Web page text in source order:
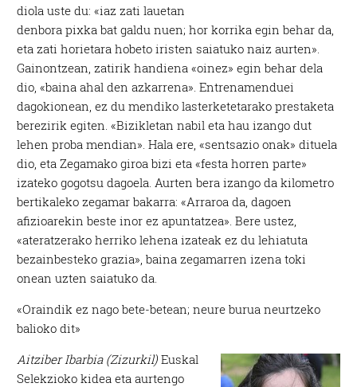
diola uste du: «iaz zati lauetan
denbora pixka bat galdu nuen; hor korrika egin behar da,
eta zati horietara hobeto iristen saiatuko naiz aurten».
Gainontzean, zatirik handiena «oinez» egin behar dela
dio, «baina ahal den azkarrena». Entrenamenduei
dagokionean, ez du mendiko lasterketetarako prestaketa
berezirik egiten. «Bizikletan nabil eta hau izango dut
lehen proba mendian». Hala ere, «sentsazio onak» dituela
dio, eta Zegamako giroa bizi eta «festa horren parte»
izateko gogotsu dagoela. Aurten bera izango da kilometro
bertikaleko zegamar bakarra: «Arraroa da, dagoen
afizioarekin beste inor ez apuntatzea». Bere ustez,
«ateratzerako herriko lehena izateak ez du lehiatuta
bezainbesteko grazia», baina zegamarren izena toki
onean uzten saiatuko da.
«Oraindik ez nago bete-betean; neure burua neurtzeko
balioko dit»
Aitziber Ibarbia (Zizurkil) Euskal
Selekzioko kidea eta aurtengo